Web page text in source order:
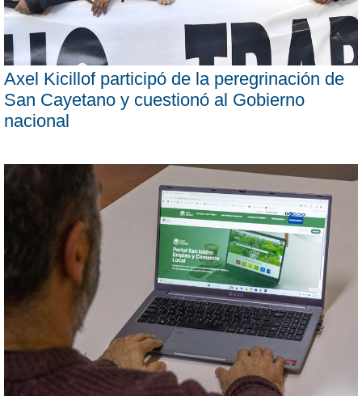
Axel Kicillof participó de la peregrinación de
San Cayetano y cuestionó al Gobierno
nacional